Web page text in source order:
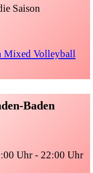
Saison
Mixed Volleyball
Baden
Uhr - 22:00 Uhr